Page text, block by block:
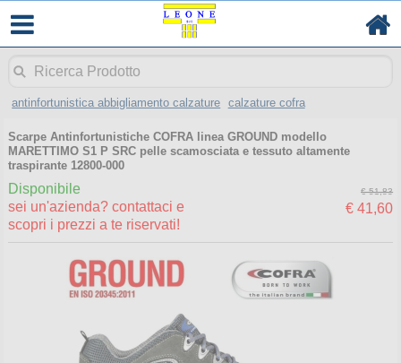
antinfortunistica abbigliamento calzature calzature cofra
Scarpe Antinfortunistiche COFRA linea GROUND modello
MARETTIMO S1 P SRC pelle scamosciata e tessuto altamente
traspirante 12800-000
€ 51,83
€ 41,60
Disponibile
sei un'azienda? contattaci e
scopri i prezzi a te riservati!